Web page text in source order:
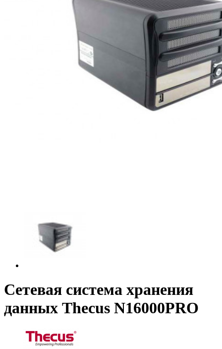
Сетевая система хранения
данных Thecus N16000PRO